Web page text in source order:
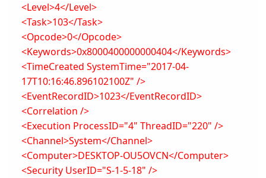
<Level>4</Level>
<Task>103</Task>
<Opcode>0</Opcode>
<Keywords>0x8000400000000404</Keywords>
<TimeCreated SystemTime="2017-04-
17T10:16:46.896102100Z" />
<EventRecordID>1023</EventRecordID>
<Correlation />
<Execution ProcessID="4" ThreadID="220" />
<Channel>System</Channel>
<Computer>DESKTOP-OU5OVCN</Computer>
<Security UserID="S-1-5-18" />